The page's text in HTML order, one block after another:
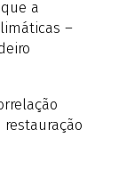
a
–